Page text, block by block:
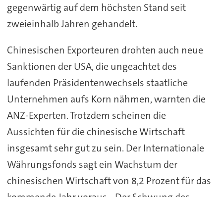
gegenwärtig auf dem höchsten Stand seit
zweieinhalb Jahren gehandelt.
Chinesischen Exporteuren drohten auch neue
Sanktionen der USA, die ungeachtet des
laufenden Präsidentenwechsels staatliche
Unternehmen aufs Korn nähmen, warnten die
ANZ-Experten. Trotzdem scheinen die
Aussichten für die chinesische Wirtschaft
insgesamt sehr gut zu sein. Der Internationale
Währungsfonds sagt ein Wachstum der
chinesischen Wirtschaft von 8,2 Prozent für das